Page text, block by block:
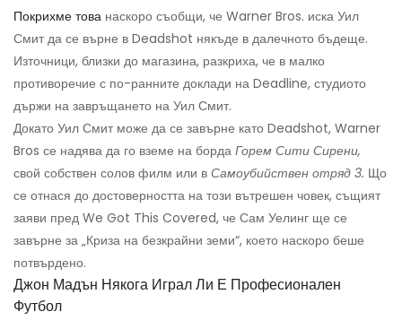
Покрихме това наскоро съобщи, че Warner Bros. иска Уил
Смит да се върне в Deadshot някъде в далечното бъдеще.
Източници, близки до магазина, разкриха, че в малко
противоречие с по-ранните доклади на Deadline, студиото
държи на завръщането на Уил Смит.
Докато Уил Смит може да се завърне като Deadshot, Warner
Bros се надява да го вземе на борда Горем Сити Сирени,
свой собствен солов филм или в Самоубийствен отряд 3. Що
се отнася до достоверността на този вътрешен човек, същият
заяви пред We Got This Covered, че Сам Уелинг ще се
завърне за „Криза на безкрайни земи“, което наскоро беше
потвърдено.
Джон Мадън Някога Играл Ли Е Професионален
Футбол